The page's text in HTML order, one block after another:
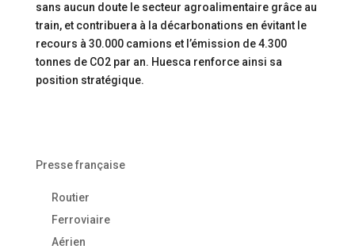
sans aucun doute le secteur agroalimentaire grâce au
train, et contribuera à la décarbonations en évitant le
recours à 30.000 camions et l’émission de 4.300
tonnes de CO2 par an. Huesca renforce ainsi sa
position stratégique.
Presse française
Routier
Ferroviaire
Aérien